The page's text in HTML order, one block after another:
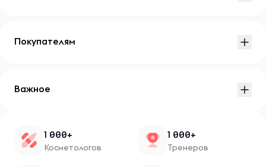
Покупателям
Важное
1 000+
Косметологов
1 000+
Тренеров